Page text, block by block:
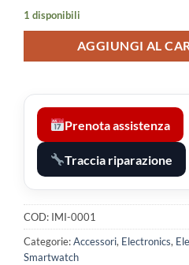
1 disponibili
AGGIUNGI AL
Prenota assistenza
Traccia riparazione
COD: IMI-0001
Categorie:Accessori, Electronics,
Smartwatch